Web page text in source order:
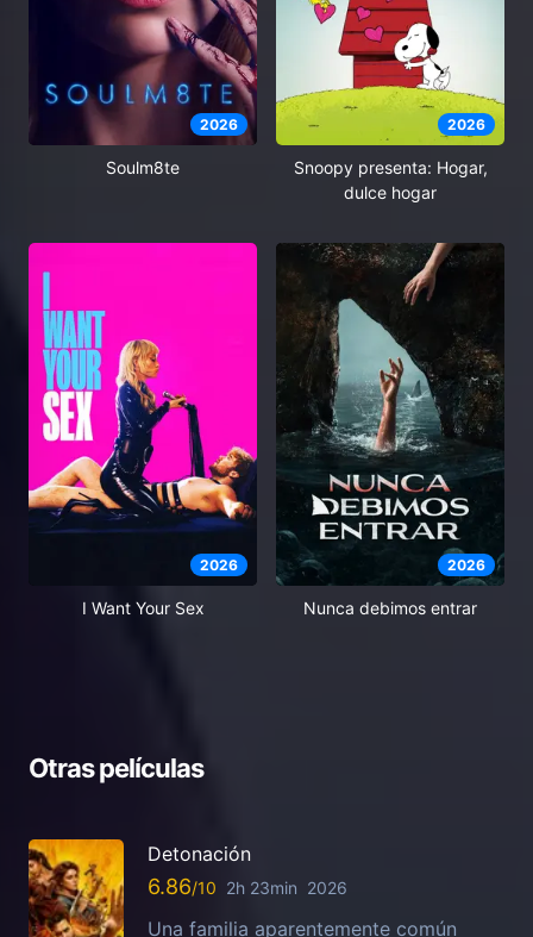
2026
Soulm8te
2026
Snoopy presenta: Hogar,
dulce hogar
2026
I Want Your Sex
2026
Nunca debimos entrar
Otras películas
Detonación
6.86 2h 23min 2026
Una familia aparentemente común